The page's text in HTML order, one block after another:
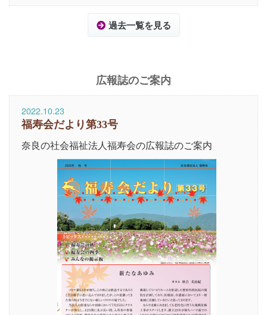
過去一覧を見る
広報誌のご案内
2022.10.23
福寿会だより第33号
奈良の社会福祉法人福寿会の広報誌のご案内